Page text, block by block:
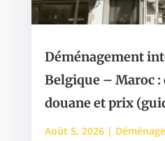
Déménagement
Belgique – Maroc :
douane et prix
Août 5, 2026|